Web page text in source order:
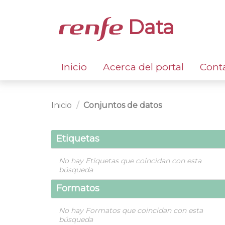
Data
Inicio Acerca del portal
Inicio Conjuntos de datos
Etiquetas
No hay Etiquetas que coincidan con esta
búsqueda
Formatos
No hay Formatos que coincidan con esta
búsqueda